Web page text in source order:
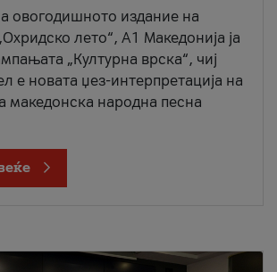
овогодишното издание на
лето“, А1 Македонија ја
„Културна врска“, чиј
е новата џез-интерпретација на
македонска народна песна